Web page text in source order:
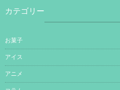
カテゴリー
お菓子
アイス
アニメ